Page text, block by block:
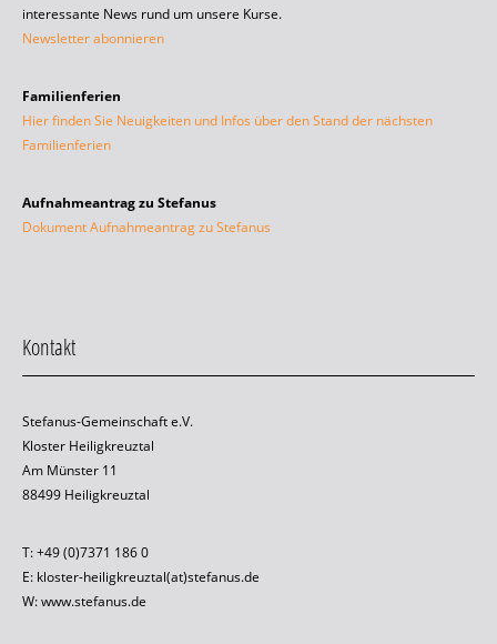
interessante News rund um unsere Kurse.
Newsletter abonnieren
Familienferien
Hier finden Sie Neuigkeiten und Infos über den Stand der nächsten
Familienferien
Aufnahmeantrag zu Stefanus
Dokument Aufnahmeantrag zu Stefanus
Kontakt
Stefanus-Gemeinschaft e.V.
Kloster Heiligkreuztal
Am Münster 11
88499 Heiligkreuztal
T: +49 (0)7371 186 0
E: kloster-heiligkreuztal(at)stefanus.de
W: www.stefanus.de